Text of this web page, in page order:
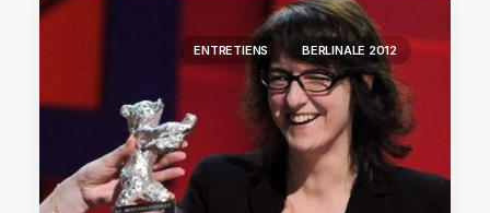
ENTRETIENS BERLINALE 2012